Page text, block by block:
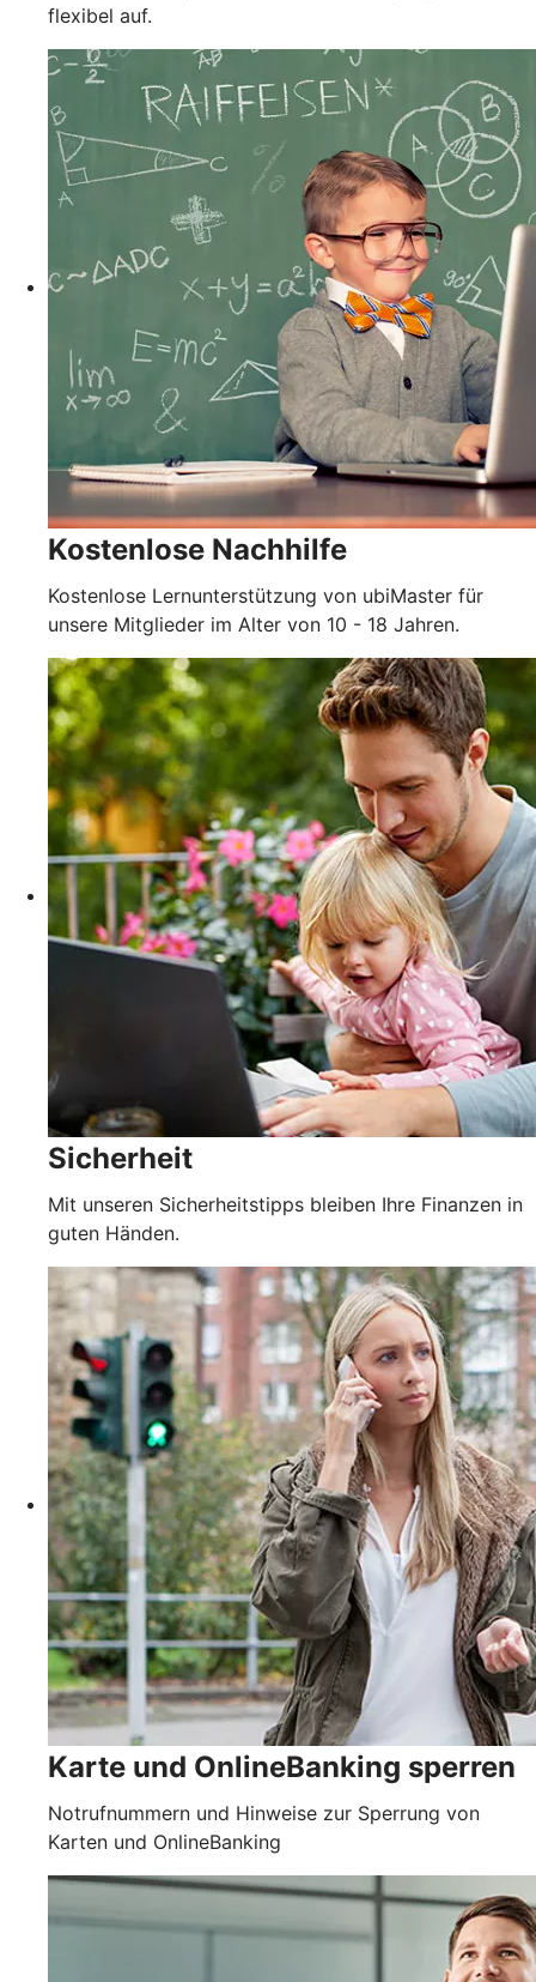
flexibel auf.
Kostenlose Nachhilfe
Kostenlose Lernunterstützung von ubiMaster für
unsere Mitglieder im Alter von 10 - 18 Jahren.
Sicherheit
Mit unseren Sicherheitstipps bleiben Ihre Finanzen in
guten Händen.
Karte und OnlineBanking sperren
Notrufnummern und Hinweise zur Sperrung von
Karten und OnlineBanking